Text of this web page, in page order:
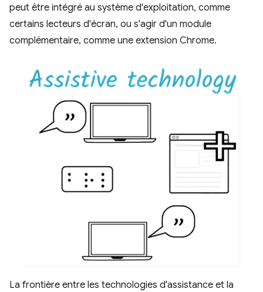
peut être intégré au système d'exploitation, comme
certains lecteurs d'écran, ou s'agir d'un module
complémentaire, comme une extension Chrome.
La frontière entre les technologies d'assistance et la